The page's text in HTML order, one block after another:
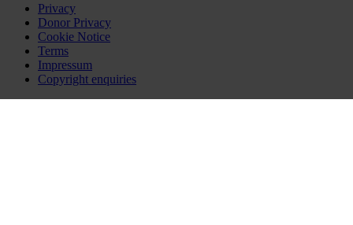
Privacy
Donor Privacy
Cookie Notice
Terms
Impressum
Copyright enquiries